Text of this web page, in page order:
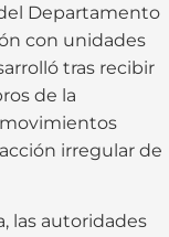
Departamento
con unidades
tras recibir
de la
irregular de
las autoridades